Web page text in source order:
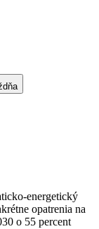
energetický
opatrenia na
o 55 percent